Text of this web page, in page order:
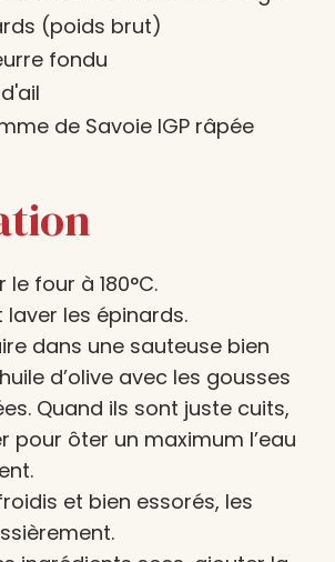
(poids brut)
fondu
de Savoie IGP râpée
four à 180°C.
laver les épinards.
dans une sauteuse bien
d’olive avec les gousses
Quand ils sont juste cuits,
pour ôter un maximum l’eau
et bien essorés, les